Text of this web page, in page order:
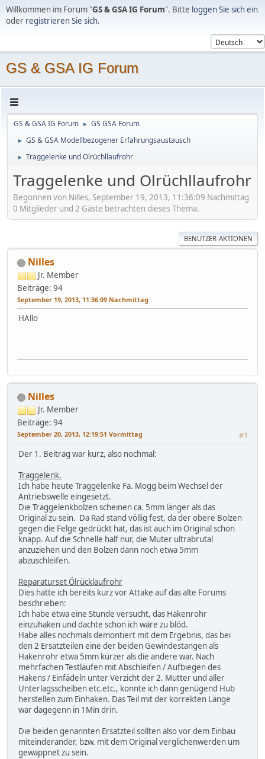
Willkommen im Forum "GS & GSA IG Forum". Bitte loggen Sie sich ein
oder registrieren Sie sich.
GS & GSA IG Forum
GS & GSA IG Forum ► GS GSA Forum
► GS & GSA Modellbezogener Erfahrungsaustausch
► Traggelenke und Olrüchllaufrohr
Traggelenke und Olrüchllaufrohr
Begonnen von Nilles, September 19, 2013, 11:36:09 Nachmittag
0 Mitglieder und 2 Gäste betrachten dieses Thema.
BENUTZER-AKTIONEN
Nilles
Jr. Member
Beiträge: 94
September 19, 2013, 11:36:09 Nachmittag
HAllo
Nilles
Jr. Member
Beiträge: 94
September 20, 2013, 12:19:51 Vormittag #1
Der 1. Beitrag war kurz, also nochmal:
Traggelenk.
Ich habe heute Traggelenke Fa. Mogg beim Wechsel der
Antriebswelle eingesetzt.
Die Traggelenkbolzen scheinen ca. 5mm länger als das
Original zu sein. Da Rad stand völlig fest, da der obere Bolzen
gegen die Felge gedrückt hat, das ist auch im Original schon
knapp. Auf die Schnelle half nur, die Muter ultrabrutal
anzuziehen und den Bolzen dann noch etwa 5mm
abzuschleifen.
Reparaturset Ölrücklaufrohr
Dies hatte ich bereits kurz vor Attake auf das alte Forums
beschrieben:
Ich habe etwa eine Stunde versucht, das Hakenrohr
einzuhaken und dachte schon ich wäre zu blöd.
Habe alles nochmals demontiert mit dem Ergebnis, das bei
den 2 Ersatzteilen eine der beiden Gewindestangen als
Hakenrohr etwa 5mm kürzer als die andere war. Nach
mehrfachen Testläufen mit Abschleifen / Aufbiegen des
Hakens / Einfädeln unter Verzicht der 2. Mutter und aller
Unterlagsscheiben etc.etc., konnte ich dann genügend Hub
herstellen zum Einhaken. Das Teil mit der korrekten Länge
war dagegenn in 1Min drin.
Die beiden genannten Ersatzteil sollten also vor dem Einbau
miteinderander, bzw. mit dem Original verglichenwerden um
gewappnet zu sein.